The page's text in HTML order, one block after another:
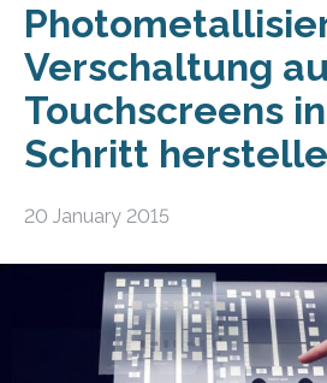
Verschaltung
Touchscreens
Schritt
20 January 2015